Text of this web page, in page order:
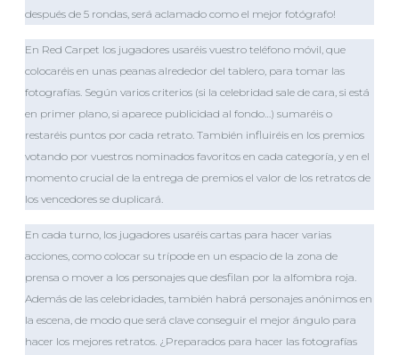
después de 5 rondas, será aclamado como el mejor fotógrafo!
En Red Carpet los jugadores usaréis vuestro teléfono móvil, que
colocaréis en unas peanas alrededor del tablero, para tomar las
fotografías. Según varios criterios (si la celebridad sale de cara, si está
en primer plano, si aparece publicidad al fondo…) sumaréis o
restaréis puntos por cada retrato. También influiréis en los premios
votando por vuestros nominados favoritos en cada categoría, y en el
momento crucial de la entrega de premios el valor de los retratos de
los vencedores se duplicará.
En cada turno, los jugadores usaréis cartas para hacer varias
acciones, como colocar su trípode en un espacio de la zona de
prensa o mover a los personajes que desfilan por la alfombra roja.
Además de las celebridades, también habrá personajes anónimos en
la escena, de modo que será clave conseguir el mejor ángulo para
hacer los mejores retratos. ¿Preparados para hacer las fotografías